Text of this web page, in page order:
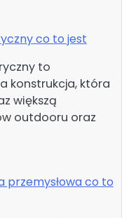
co to jest
to
konstrukcja, która
większą
outdooru oraz
przemysłowa co to